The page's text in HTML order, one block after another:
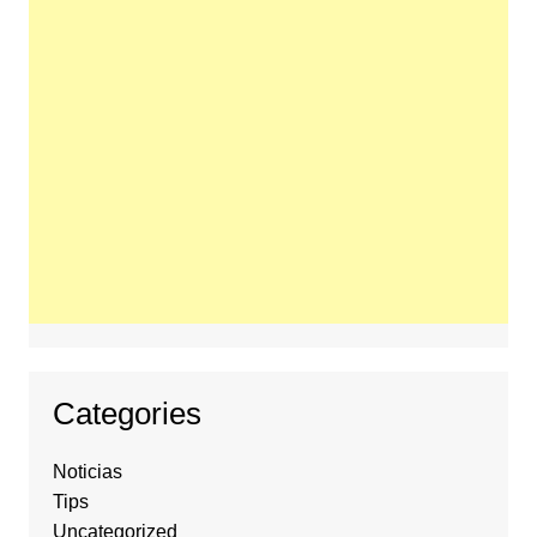
Categories
Noticias
Tips
Uncategorized